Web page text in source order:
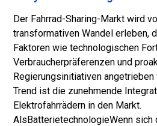
Der Fahrrad-Sharing-Markt wird
transformativen Wandel erleben,
Faktoren wie technologischen
Verbraucherpräferenzen und
Regierungsinitiativen
Trend ist die zunehmende
Elektrofahrrädern in den Markt.
AlsBatterietechnologieWenn sich